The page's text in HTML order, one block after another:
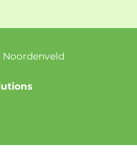
Noordenveld